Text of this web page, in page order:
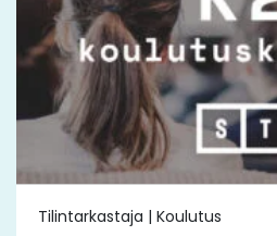
Tilintarkastaja | Koulutus